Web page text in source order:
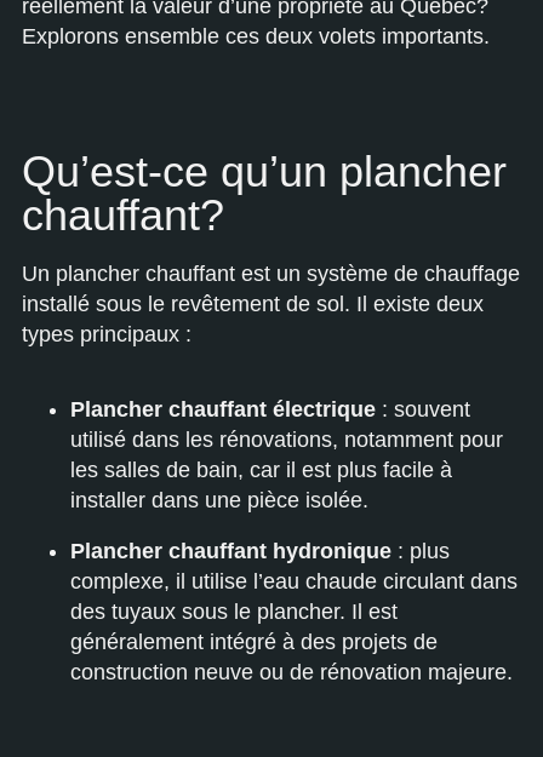
réellement la valeur d’une propriété au Québec?
Explorons ensemble ces deux volets importants.
Qu’est-ce qu’un plancher
chauffant?
Un plancher chauffant est un système de chauffage
installé sous le revêtement de sol. Il existe deux
types principaux :
Plancher chauffant électrique : souvent
utilisé dans les rénovations, notamment pour
les salles de bain, car il est plus facile à
installer dans une pièce isolée.
Plancher chauffant hydronique : plus
complexe, il utilise l’eau chaude circulant dans
des tuyaux sous le plancher. Il est
généralement intégré à des projets de
construction neuve ou de rénovation majeure.